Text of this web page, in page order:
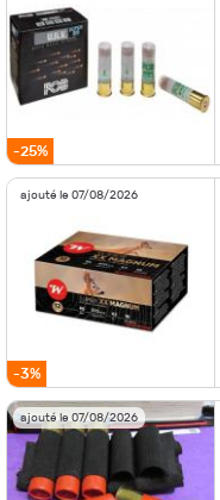
-25%
ajouté le 07/08/2026
-3%
ajouté le 07/08/2026